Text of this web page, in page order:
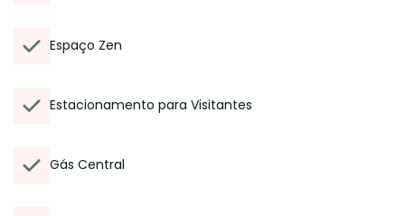
Espaço Zen
Estacionamento para Visitantes
Gás Central